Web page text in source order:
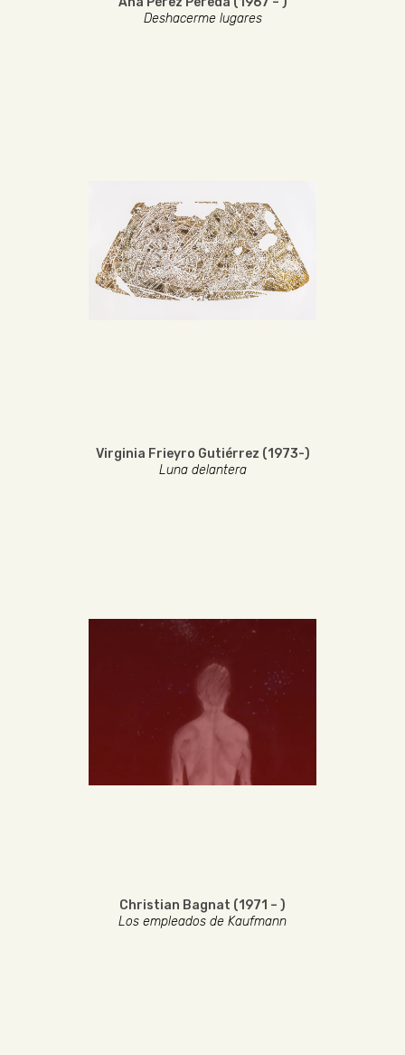
Deshacerme lugares
Virginia Frieyro Gutiérrez (1973-)
Luna delantera
Christian Bagnat (1971 – )
Los empleados de Kaufmann